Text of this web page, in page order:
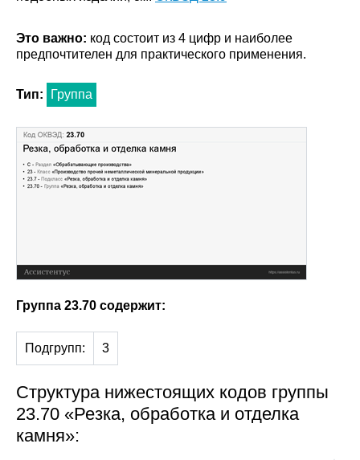
Это важно: код состоит из 4 цифр и наиболее
предпочтителен для практического применения.
Тип: Группа
Группа 23.70 содержит:
Подгрупп: 3
Структура нижестоящих кодов группы
23.70 «Резка, обработка и отделка
камня»: